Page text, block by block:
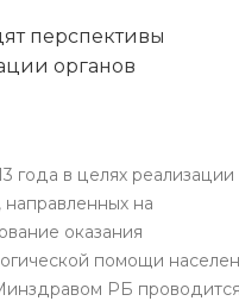
перспективы
органов
года в целях реализации
на
оказания
помощи
РБ проводится